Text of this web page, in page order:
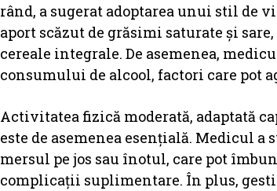
rând, a sugerat adoptarea unui stil de
aport scăzut de grăsimi saturate și
cereale integrale. De asemenea,
consumului de alcool, factori care pot
Activitatea fizică moderată, adaptată
este de asemenea esențială. Medicul
mersul pe jos sau înotul, care pot
complicații suplimentare. În plus,